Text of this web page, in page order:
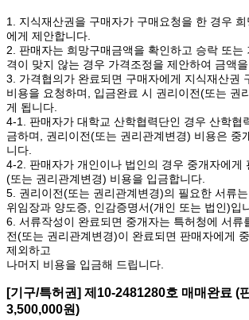
1. 지식재산권을 구매자가 구매요청을 한 경우
에게 제안합니다.
2. 판매자는 희망구매금액을 확인하고 승락 또는
격이 맞지 않는 경우 가격조정을 제안하여 금액
3. 가격협의가 완료되면 구매자에게 지식재산권
비용을 요청하며, 입금완료 시 권리이전(또는 권
게 됩니다.
4-1. 판매자가 대학교 산학협력단인 경우 산학협
금하며, 권리이전(또는 권리관계변경) 비용은 중
니다.
4-2. 판매자가 개인이나 법인의 경우 중개자에게
(또는 권리관계변경) 비용을 입금합니다.
5. 권리이전(또는 권리관계변경)의 필요한 서류
위임장과 양도증, 인감증명서(개인 또는 법인)입
6. 서류작성이 완료되면 중개자는 특허청에 서류
전(또는 권리관계변경)이 완료되면 판매자에게
제외하고
나머지 비용을 입금해 드립니다.
[기구/특허권] 제10-2481280호 매매완료 (
3,500,000원)